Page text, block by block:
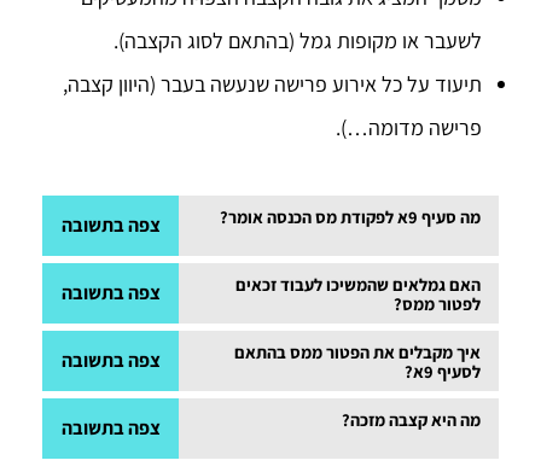
לשעבר או מקופות גמל (בהתאם לסוג הקצבה).
תיעוד על כל אירוע פרישה שנעשה בעבר (היוון קצבה,
פרישה מדומה…).
מה סעיף 9א לפקודת מס הכנסה אומר? צפה בתשובה
הסעיף מזכה פנסיונים שהגיעו לגיל פרישה בפטור ממס
האם גמלאים שהמשיכו לעבוד זכאים
לפטור ממס?
צפה בתשובה
לא. כדי לקבל את הפטור יש להגיע לגיל פרישה ולקבל
קצבת פנסיה וגמלאים המקבלים קצבה מדומה לא עונים
על ההגדרה בצורה מלאה.
איך מקבלים את הפטור ממס בהתאם
לסעיף 9א?
צפה בתשובה
מומלץ להתייעץ עם יועץ פנסיוני לפני מילוי והגשת הקובץ
מה היא קצבה מזכה? צפה בתשובה